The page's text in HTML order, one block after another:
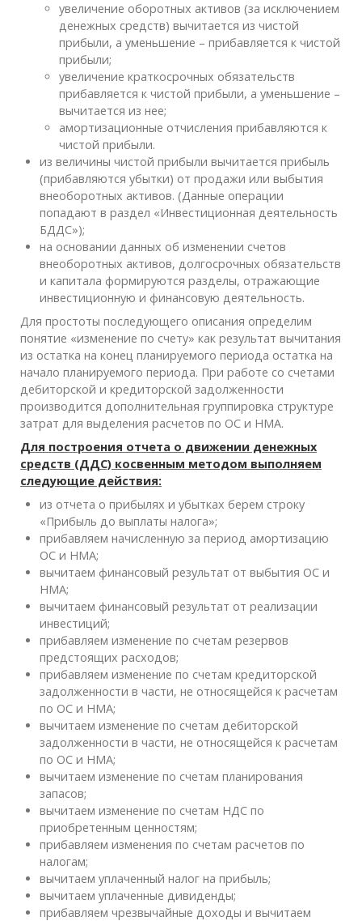
увеличение оборотных активов (за исключением
денежных средств) вычитается из чистой
прибыли, а уменьшение – прибавляется к чистой
прибыли;
увеличение краткосрочных обязательств
прибавляется к чистой прибыли, а уменьшение –
вычитается из нее;
амортизационные отчисления прибавляются к
чистой прибыли.
из величины чистой прибыли вычитается прибыль
(прибавляются убытки) от продажи или выбытия
внеоборотных активов. (Данные операции
попадают в раздел «Инвестиционная деятельность
БДДС»);
на основании данных об изменении счетов
внеоборотных активов, долгосрочных обязательств
и капитала формируются разделы, отражающие
инвестиционную и финансовую деятельность.
Для простоты последующего описания определим
понятие «изменение по счету» как результат вычитания
из остатка на конец планируемого периода остатка на
начало планируемого периода. При работе со счетами
дебиторской и кредиторской задолженности
производится дополнительная группировка структуре
затрат для выделения расчетов по ОС и НМА.
Для построения отчета о движении денежных
средств (ДДС) косвенным методом выполняем
следующие действия:
из отчета о прибылях и убытках берем строку
«Прибыль до выплаты налога»;
прибавляем начисленную за период амортизацию
ОС и НМА;
вычитаем финансовый результат от выбытия ОС и
НМА;
вычитаем финансовый результат от реализации
инвестиций;
прибавляем изменение по счетам резервов
предстоящих расходов;
прибавляем изменение по счетам кредиторской
задолженности в части, не относящейся к расчетам
по ОС и НМА;
вычитаем изменение по счетам дебиторской
задолженности в части, не относящейся к расчетам
по ОС и НМА;
вычитаем изменение по счетам планирования
запасов;
вычитаем изменение по счетам НДС по
приобретенным ценностям;
прибавляем изменения по счетам расчетов по
налогам;
вычитаем уплаченный налог на прибыль;
вычитаем уплаченные дивиденды;
прибавляем чрезвычайные доходы и вычитаем